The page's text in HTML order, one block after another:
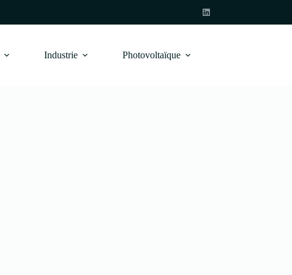
Industrie Photovoltaïque